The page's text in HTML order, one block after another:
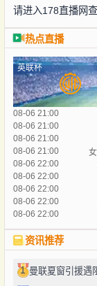
请进入178直播网
热点直播
英联杯
08-06 21:00
08-06 21:00
08-06 21:00
08-06 21:00
08-06 22:00
08-06 22:00
08-06 22:00
08-06 22:00
08-06 22:00
资讯推荐
1